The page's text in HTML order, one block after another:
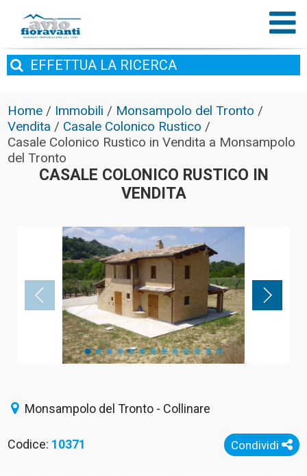
EFFETTUA LA RICERCA
Home / Immobili / Monsampolo del Tronto /
Vendita / Casale Colonico Rustico /
Casale Colonico Rustico in Vendita a Monsampolo
del Tronto
CASALE COLONICO RUSTICO IN
VENDITA
Monsampolo del Tronto - Collinare
Condividi
Codice: 10371